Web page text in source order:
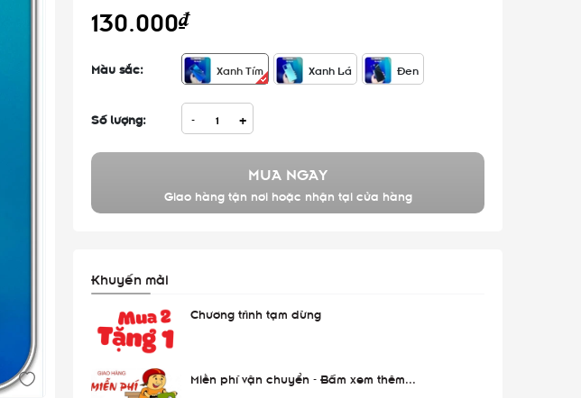
130.000₫
Màu sắc: Xanh Tím Xanh Lá Đen
Số lượng: - +
MUA NGAY
Giao hàng tận nơi hoặc nhận tại cửa hàng
Khuyến mãi
Chương trình tạm dừng
Miễn phí vận chuyển - Bấm xem thêm...